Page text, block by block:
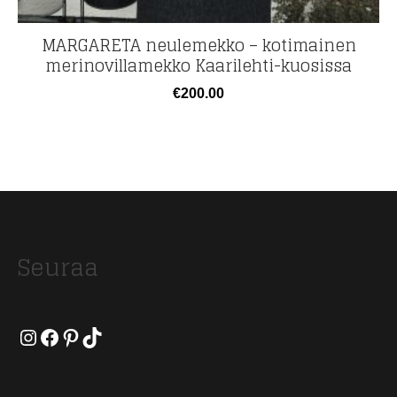
MARGARETA neulemekko – kotimainen
merinovillamekko Kaarilehti-kuosissa
€200.00
Seuraa
Instagram
Facebook
Pinterest
TikTok